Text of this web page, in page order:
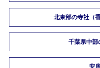
北東部の寺社（
千葉県中部
安